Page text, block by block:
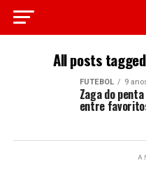
All posts
FUTEBOL 9
Zaga do
entre